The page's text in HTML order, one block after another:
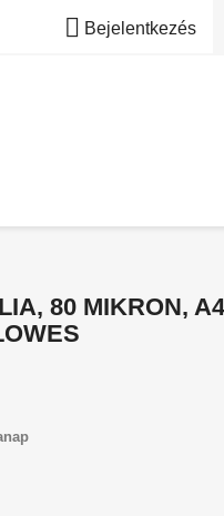
 Bejelentkezés
80 MIKRON,